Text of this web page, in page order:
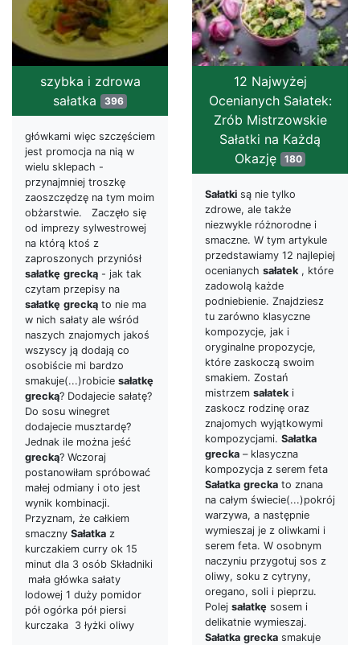
szybka i zdrowa
sałatka
396
główkami więc szczęściem
jest promocja na nią w
wielu sklepach -
przynajmniej troszkę
zaoszczędzę na tym moim
obżarstwie. Zaczęło się
od imprezy sylwestrowej
na którą ktoś z
zaproszonych przyniósł
sałatkę grecką - jak tak
czytam przepisy na
sałatkę grecką to nie ma
w nich sałaty ale wśród
naszych znajomych jakoś
wszyscy ją dodają co
osobiście mi bardzo
smakuje(...)robicie sałatkę
grecką? Dodajecie sałatę?
Do sosu winegret
dodajecie musztardę?
Jednak ile można jeść
grecką? Wczoraj
postanowiłam spróbować
małej odmiany i oto jest
wynik kombinacji.
Przyznam, że całkiem
smaczny Sałatka z
kurczakiem curry ok 15
minut dla 3 osób Składniki
mała główka sałaty
lodowej 1 duży pomidor
pół ogórka pół piersi
kurczaka 3 łyżki oliwy
12 Najwyżej
Ocenianych Sałatek:
Zrób Mistrzowskie
Sałatki na Każdą
Okazję
180
Sałatki są nie tylko
zdrowe, ale także
niezwykle różnorodne i
smaczne. W tym artykule
przedstawiamy 12 najlepiej
ocenianych sałatek, które
zadowolą każde
podniebienie. Znajdziesz
tu zarówno klasyczne
kompozycje, jak i
oryginalne propozycje,
które zaskoczą swoim
smakiem. Zostań
mistrzem sałateki
zaskocz rodzinę oraz
znajomych wyjątkowymi
kompozycjami. Sałatka
grecka – klasyczna
kompozycja z serem feta
Sałatka grecka to znana
na całym świecie(...)pokrój
warzywa, a następnie
wymieszaj je z oliwkami i
serem feta. W osobnym
naczyniu przygotuj sos z
oliwy, soku z cytryny,
oregano, soli i pieprzu.
Polej sałatkę sosem i
delikatnie wymieszaj.
Sałatka grecka smakuje